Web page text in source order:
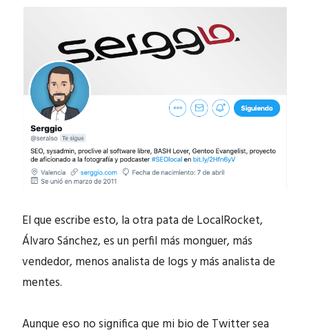
El que escribe esto, la otra pata de LocalRocket,
Álvaro Sánchez, es un perfil más monguer, más
vendedor, menos analista de logs y más analista de
mentes.
Aunque eso no significa que mi bio de Twitter sea